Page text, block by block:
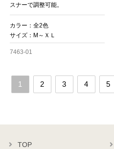
スナーで調整可能。
カラー：全2色
サイズ：M～ＸＬ
7463-01
1 2 3 4 5
TOP